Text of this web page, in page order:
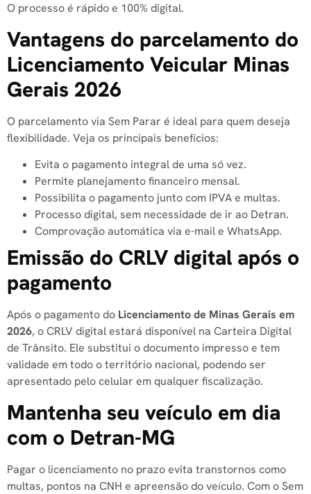
O processo é rápido e 100% digital.
Vantagens do parcelamento do
Licenciamento Veicular Minas
Gerais 2026
O parcelamento via Sem Parar é ideal para quem deseja
flexibilidade. Veja os principais benefícios:
Evita o pagamento integral de uma só vez.
Permite planejamento financeiro mensal.
Possibilita o pagamento junto com IPVA e multas.
Processo digital, sem necessidade de ir ao Detran.
Comprovação automática via e-mail e WhatsApp.
Emissão do CRLV digital após o
pagamento
Após o pagamento do Licenciamento de Minas Gerais em
2026, o CRLV digital estará disponível na Carteira Digital
de Trânsito. Ele substitui o documento impresso e tem
validade em todo o território nacional, podendo ser
apresentado pelo celular em qualquer fiscalização.
Mantenha seu veículo em dia
com o Detran-MG
Pagar o licenciamento no prazo evita transtornos como
multas, pontos na CNH e apreensão do veículo. Com o Sem